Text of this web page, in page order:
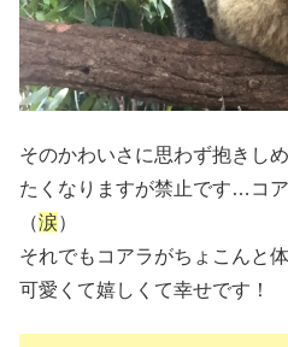
そのかわいさに思わず抱きし
たくなりますが禁止です…コ
（涙）
それでもコアラがちょこんと
可愛くて嬉しくて幸せです！